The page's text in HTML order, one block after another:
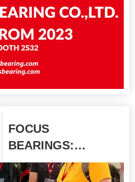
FOCUS
BEARINGS:
ключевой
участник